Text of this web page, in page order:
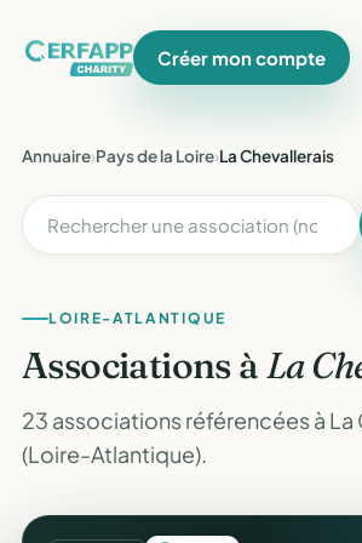
Créer mon compte
Annuaire›Pays de la Loire›La Chevallerais
LOIRE-ATLANTIQUE
Associations àLa
23 associations référencées à La
(Loire-Atlantique).